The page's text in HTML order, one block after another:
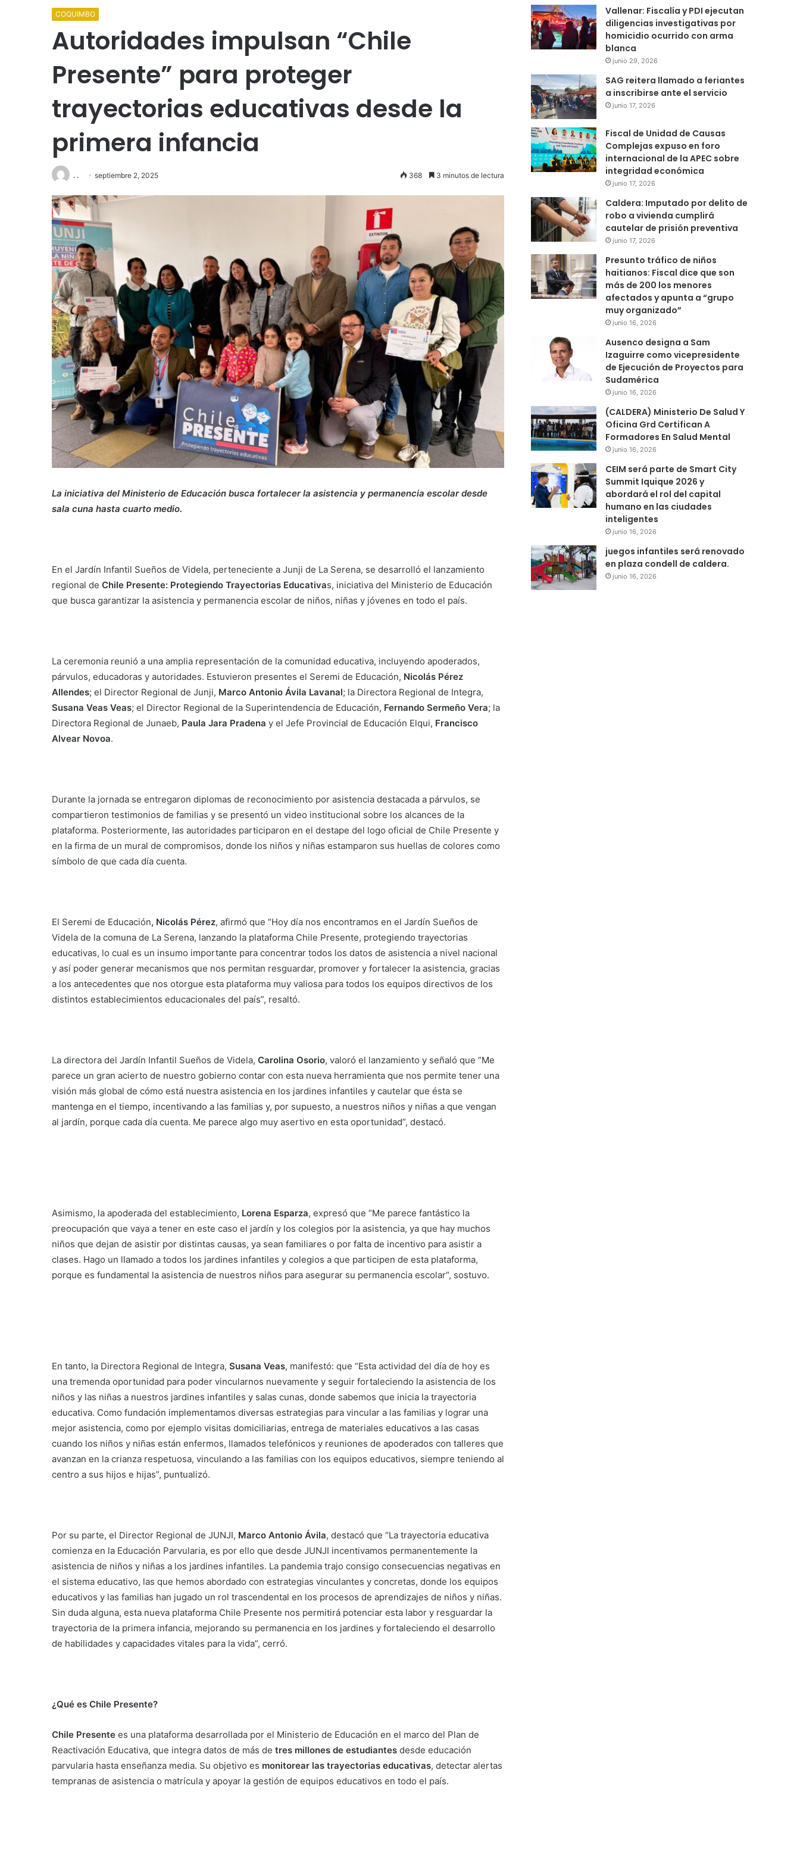
COQUIMBO
Autoridades impulsan “Chile
Presente” para proteger
trayectorias educativas desde la
primera infancia
. . septiembre 2, 2025 368 3 minutos de lectura
La iniciativa del Ministerio de Educación busca fortalecer la asistencia y permanencia escolar desde
sala cuna hasta cuarto medio.
En el Jardín Infantil Sueños de Videla, perteneciente a Junji de La Serena, se desarrolló el lanzamiento
regional de Chile Presente: Protegiendo Trayectorias Educativas, iniciativa del Ministerio de Educación
que busca garantizar la asistencia y permanencia escolar de niños, niñas y jóvenes en todo el país.
La ceremonia reunió a una amplia representación de la comunidad educativa, incluyendo apoderados,
párvulos, educadoras y autoridades. Estuvieron presentes el Seremi de Educación, Nicolás Pérez
Allendes; el Director Regional de Junji, Marco Antonio Ávila Lavanal; la Directora Regional de Integra,
Susana Veas Veas; el Director Regional de la Superintendencia de Educación, Fernando Sermeño Vera; la
Directora Regional de Junaeb, Paula Jara Pradena y el Jefe Provincial de Educación Elqui, Francisco
Alvear Novoa.
Durante la jornada se entregaron diplomas de reconocimiento por asistencia destacada a párvulos, se
compartieron testimonios de familias y se presentó un video institucional sobre los alcances de la
plataforma. Posteriormente, las autoridades participaron en el destape del logo oficial de Chile Presente y
en la firma de un mural de compromisos, donde los niños y niñas estamparon sus huellas de colores como
símbolo de que cada día cuenta.
El Seremi de Educación, Nicolás Pérez, afirmó que “Hoy día nos encontramos en el Jardín Sueños de
Videla de la comuna de La Serena, lanzando la plataforma Chile Presente, protegiendo trayectorias
educativas, lo cual es un insumo importante para concentrar todos los datos de asistencia a nivel nacional
y así poder generar mecanismos que nos permitan resguardar, promover y fortalecer la asistencia, gracias
a los antecedentes que nos otorgue esta plataforma muy valiosa para todos los equipos directivos de los
distintos establecimientos educacionales del país”, resaltó.
La directora del Jardín Infantil Sueños de Videla, Carolina Osorio, valoró el lanzamiento y señaló que “Me
parece un gran acierto de nuestro gobierno contar con esta nueva herramienta que nos permite tener una
visión más global de cómo está nuestra asistencia en los jardines infantiles y cautelar que ésta se
mantenga en el tiempo, incentivando a las familias y, por supuesto, a nuestros niños y niñas a que vengan
al jardín, porque cada día cuenta. Me parece algo muy asertivo en esta oportunidad”, destacó.
Asimismo, la apoderada del establecimiento, Lorena Esparza, expresó que “Me parece fantástico la
preocupación que vaya a tener en este caso el jardín y los colegios por la asistencia, ya que hay muchos
niños que dejan de asistir por distintas causas, ya sean familiares o por falta de incentivo para asistir a
clases. Hago un llamado a todos los jardines infantiles y colegios a que participen de esta plataforma,
porque es fundamental la asistencia de nuestros niños para asegurar su permanencia escolar”, sostuvo.
En tanto, la Directora Regional de Integra, Susana Veas, manifestó: que “Esta actividad del día de hoy es
una tremenda oportunidad para poder vincularnos nuevamente y seguir fortaleciendo la asistencia de los
niños y las niñas a nuestros jardines infantiles y salas cunas, donde sabemos que inicia la trayectoria
educativa. Como fundación implementamos diversas estrategias para vincular a las familias y lograr una
mejor asistencia, como por ejemplo visitas domiciliarias, entrega de materiales educativos a las casas
cuando los niños y niñas están enfermos, llamados telefónicos y reuniones de apoderados con talleres que
avanzan en la crianza respetuosa, vinculando a las familias con los equipos educativos, siempre teniendo al
centro a sus hijos e hijas”, puntualizó.
Por su parte, el Director Regional de JUNJI, Marco Antonio Ávila, destacó que “La trayectoria educativa
comienza en la Educación Parvularia, es por ello que desde JUNJI incentivamos permanentemente la
asistencia de niños y niñas a los jardines infantiles. La pandemia trajo consigo consecuencias negativas en
el sistema educativo, las que hemos abordado con estrategias vinculantes y concretas, donde los equipos
educativos y las familias han jugado un rol trascendental en los procesos de aprendizajes de niños y niñas.
Sin duda alguna, esta nueva plataforma Chile Presente nos permitirá potenciar esta labor y resguardar la
trayectoria de la primera infancia, mejorando su permanencia en los jardines y fortaleciendo el desarrollo
de habilidades y capacidades vitales para la vida”, cerró.
¿Qué es Chile Presente?
Chile Presente es una plataforma desarrollada por el Ministerio de Educación en el marco del Plan de
Reactivación Educativa, que integra datos de más de tres millones de estudiantes desde educación
parvularia hasta enseñanza media. Su objetivo es monitorear las trayectorias educativas, detectar alertas
tempranas de asistencia o matrícula y apoyar la gestión de equipos educativos en todo el país.
Vallenar: Fiscalía y PDI ejecutan
diligencias investigativas por
homicidio ocurrido con arma
blanca
junio 29, 2026
SAG reitera llamado a feriantes
a inscribirse ante el servicio
junio 17, 2026
Fiscal de Unidad de Causas
Complejas expuso en foro
internacional de la APEC sobre
integridad económica
junio 17, 2026
Caldera: Imputado por delito de
robo a vivienda cumplirá
cautelar de prisión preventiva
junio 17, 2026
Presunto tráfico de niños
haitianos: Fiscal dice que son
más de 200 los menores
afectados y apunta a “grupo
muy organizado”
junio 16, 2026
Ausenco designa a Sam
Izaguirre como vicepresidente
de Ejecución de Proyectos para
Sudamérica
junio 16, 2026
(CALDERA) Ministerio De Salud Y
Oficina Grd Certifican A
Formadores En Salud Mental
junio 16, 2026
CEIM será parte de Smart City
Summit Iquique 2026 y
abordará el rol del capital
humano en las ciudades
inteligentes
junio 16, 2026
juegos infantiles será renovado
en plaza condell de caldera.
junio 16, 2026